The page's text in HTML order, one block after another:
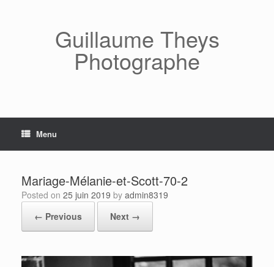
Guillaume Theys
Photographe
Menu
Mariage-Mélanie-et-Scott-70-2
Posted on 25 juin 2019 by admin8319
← Previous
Next →